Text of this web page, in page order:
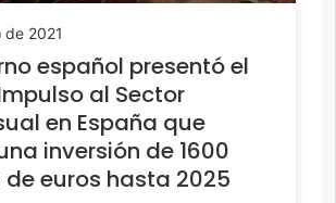
2021
español presentó el
al Sector
en España que
inversión de 1600
de euros hasta 2025